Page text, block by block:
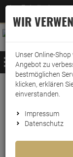
Jetzt für den Newsletter
MENÜ
www.wark24.de
WIR
Unser Online-
Angebot zu
bestmöglichen
klicken, erklären
einverstanden.
Impressum
Datenschutz